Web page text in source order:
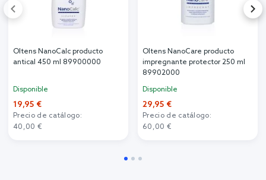
Oltens NanoCalc producto
antical 450 ml 89900000
Disponible
19,95 €
Precio de catálogo:
40,00 €
Oltens NanoCare producto
impregnante protector 250 ml
89902000
Disponible
29,95 €
Precio de catálogo:
60,00 €